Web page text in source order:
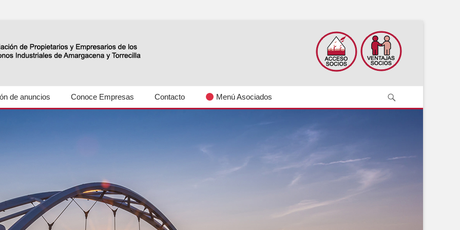
Amargacena y La Torrecilla
de anuncios Conoce Empresas Contacto Menú Asociados